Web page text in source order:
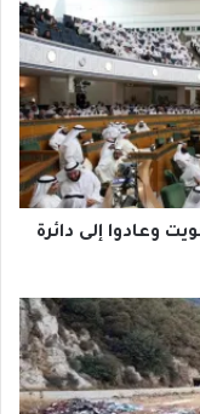
وعادوا إلى دائرة